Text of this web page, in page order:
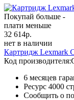
Покупай больше -
плати меньше
32 614р.
нет в наличии
Картридж Lexmark
Код производителя:
6 месяцев
Ресурс 4000
Сообщить о